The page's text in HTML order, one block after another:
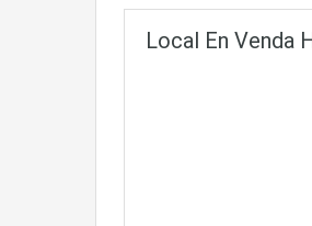
Local En Venda